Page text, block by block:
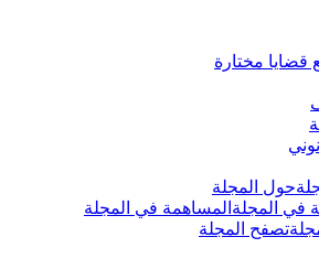
قضايا مختارة
حول المجلة
المساهمة في المجلة
تصفح المجلة